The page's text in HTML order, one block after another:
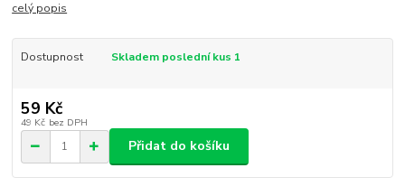
celý popis
Dostupnost Skladem poslední kus 1
59 Kč
49 Kč bez DPH
Přidat do košíku